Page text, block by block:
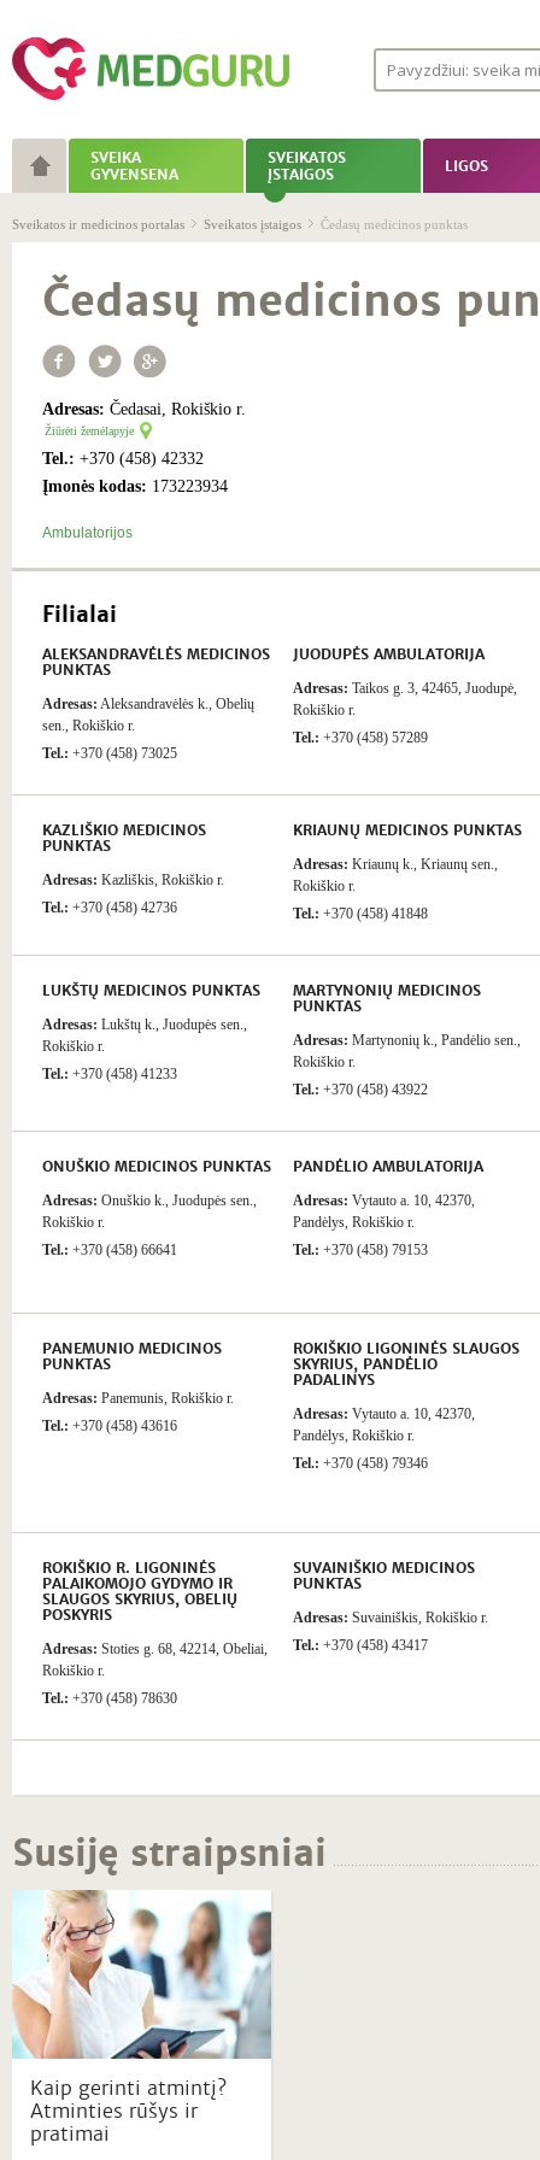
SVEIKA
GYVENSENA
SVEIKATOS
ĮSTAIGOS
LIGOS
Sveikatos ir medicinos portalas Sveikatos įstaigos Čedasų medicinos punktas
Čedasų medicinos
Adresas: Čedasai, Rokiškio r.
Žiūrėti žemėlapyje
Tel.: +370 (458) 42332
Įmonės kodas: 173223934
Ambulatorijos
Filialai
ALEKSANDRAVĖLĖS MEDICINOS
PUNKTAS
Adresas: Aleksandravėlės k., Obelių
sen., Rokiškio r.
Tel.: +370 (458) 73025
JUODUPĖS AMBULATORIJA
Adresas: Taikos g. 3, 42465, Juodupė,
Rokiškio r.
Tel.: +370 (458) 57289
KAZLIŠKIO MEDICINOS
PUNKTAS
Adresas: Kazliškis, Rokiškio r.
Tel.: +370 (458) 42736
KRIAUNŲ MEDICINOS PUNKTAS
Adresas: Kriaunų k., Kriaunų sen.,
Rokiškio r.
Tel.: +370 (458) 41848
LUKŠTŲ MEDICINOS PUNKTAS
Adresas: Lukštų k., Juodupės sen.,
Rokiškio r.
Tel.: +370 (458) 41233
MARTYNONIŲ MEDICINOS
PUNKTAS
Adresas: Martynonių k., Pandėlio sen.,
Rokiškio r.
Tel.: +370 (458) 43922
ONUŠKIO MEDICINOS PUNKTAS
Adresas: Onuškio k., Juodupės sen.,
Rokiškio r.
Tel.: +370 (458) 66641
PANDĖLIO AMBULATORIJA
Adresas: Vytauto a. 10, 42370,
Pandėlys, Rokiškio r.
Tel.: +370 (458) 79153
PANEMUNIO MEDICINOS
PUNKTAS
Adresas: Panemunis, Rokiškio r.
Tel.: +370 (458) 43616
ROKIŠKIO LIGONINĖS SLAUGOS
SKYRIUS, PANDĖLIO
PADALINYS
Adresas: Vytauto a. 10, 42370,
Pandėlys, Rokiškio r.
Tel.: +370 (458) 79346
ROKIŠKIO R. LIGONINĖS
PALAIKOMOJO GYDYMO IR
SLAUGOS SKYRIUS, OBELIŲ
POSKYRIS
Adresas: Stoties g. 68, 42214, Obeliai,
Rokiškio r.
Tel.: +370 (458) 78630
SUVAINIŠKIO MEDICINOS
PUNKTAS
Adresas: Suvainiškis, Rokiškio r.
Tel.: +370 (458) 43417
Susiję straipsniai
Kaip gerinti atmintį?
Atminties rūšys ir
pratimai